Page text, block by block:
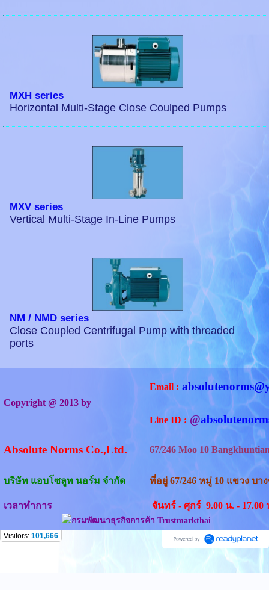
MXH series
Horizontal Multi-Stage Close Coulped Pumps
MXV series
Vertical Multi-Stage In-Line Pumps
NM / NMD series
Close Coupled Centrifugal Pump with threaded
ports
Copyright @ 2013 by
Email :
Line ID : @
Absolute Norms Co.,Ltd. 67/246 Moo 10
บริษัท แอบโซลูท นอร์ม จำกัด ที่อยู่ 67/246 หมู่ 10 แขวง บ
เวลาทำการ จันทร์ - ศุกร์ 9.00 น. -
Visitors: 101,666